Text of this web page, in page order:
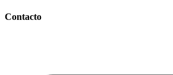
Contacto